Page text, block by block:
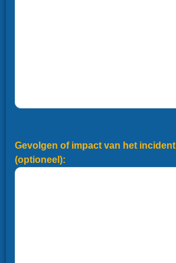
Gevolgen of impact van het incident
(optioneel):